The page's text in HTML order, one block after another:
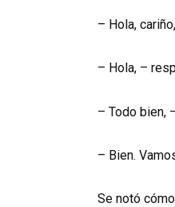
– Hola,
– Hola, –
– Todo bien,
– Bien.
Se notó